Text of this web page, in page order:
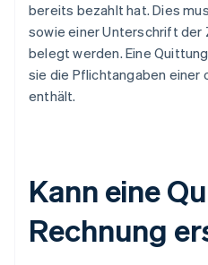
bereits bezahlt hat. Dies
sowie einer Unterschrift der
belegt werden. Eine
sie die Pflichtangaben einer
enthält.
Kann eine
Rechnung